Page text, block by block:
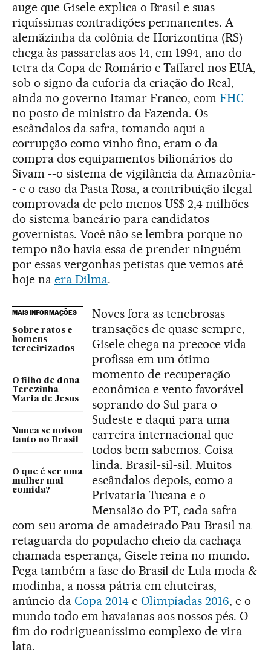
auge que Gisele explica o Brasil e suas
riquíssimas contradições permanentes. A
alemãzinha da colônia de Horizontina (RS)
chega às passarelas aos 14, em 1994, ano do
tetra da Copa de Romário e Taffarel nos EUA,
sob o signo da euforia da criação do Real,
ainda no governo Itamar Franco, comFHC
no posto de ministro da Fazenda. Os
escândalos da safra, tomando aqui a
corrupção como vinho fino, eram o da
compra dos equipamentos bilionários do
Sivam --o sistema de vigilância da Amazônia-
- e o caso da Pasta Rosa, a contribuição ilegal
comprovada de pelo menos US$ 2,4 milhões
do sistema bancário para candidatos
governistas. Você não se lembra porque no
tempo não havia essa de prender ninguém
por essas vergonhas petistas que vemos até
hoje na era Dilma.
MAIS INFORMAÇÕES
Sobre ratos e
homens
terceirizados
O filho de dona
Terezinha
Maria de Jesus
Nunca se noivou
tanto no Brasil
O que é ser uma
mulher mal
comida?
Noves fora as tenebrosas
transações de quase sempre,
Gisele chega na precoce vida
profissa em um ótimo
momento de recuperação
econômica e vento favorável
soprando do Sul para o
Sudeste e daqui para uma
carreira internacional que
todos bem sabemos. Coisa
linda. Brasil-sil-sil. Muitos
escândalos depois, como a
Privataria Tucana e o
Mensalão do PT, cada safra
com seu aroma de amadeirado Pau-Brasil na
retaguarda do populacho cheio da cachaça
chamada esperança, Gisele reina no mundo.
Pega também a fase do Brasil de Lula moda &
modinha, a nossa pátria em chuteiras,
anúncio da Copa 2014e Olimpíadas 2016, e o
mundo todo em havaianas aos nossos pés. O
fim do rodrigueaníssimo complexo de vira
lata.